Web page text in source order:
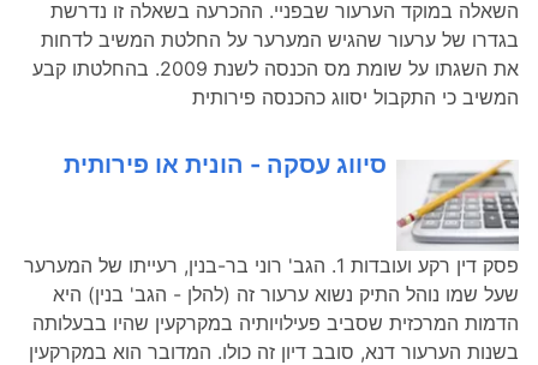
השאלה במוקד הערעור שבפניי. ההכרעה בשאלה זו נדרשת
בגדרו של ערעור שהגיש המערער על החלטת המשיב לדחות
את השגתו על שומת מס הכנסה לשנת 2009. בהחלטתו קבע
המשיב כי התקבול יסווג כהכנסה פירותית
סיווג עסקה - הונית או פירותית
פסק דין רקע ועובדות 1. הגב' רוני בר-בנין, רעייתו של המערער
שעל שמו נוהל התיק נשוא ערעור זה (להלן - הגב' בנין) היא
הדמות המרכזית שסביב פעילויותיה במקרקעין שהיו בבעלותה
בשנות הערעור דנא, סובב דיון זה כולו. המדובר הוא במקרקעין